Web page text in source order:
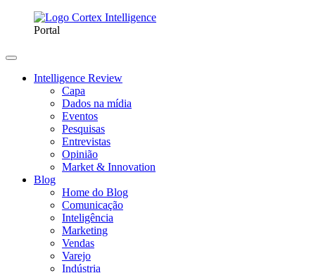
Portal
Intelligence Review
Capa
Dados na mídia
Eventos
Pesquisas
Entrevistas
Opinião
Market & Innovation
Blog
Home do Blog
Comunicação
Inteligência
Marketing
Vendas
Varejo
Indústria